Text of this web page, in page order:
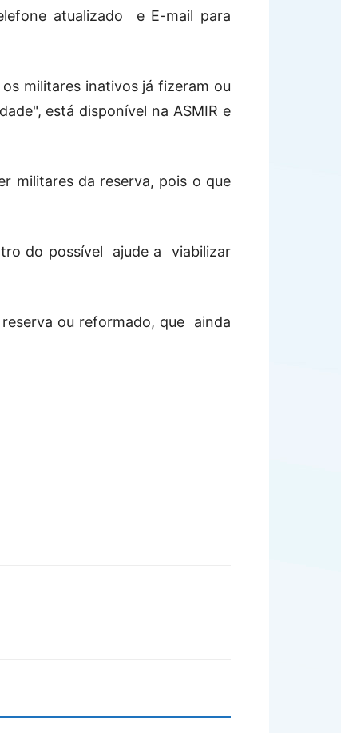
atualizado
e E-mail para
militares inativos já fizeram ou
está disponível na ASMIR e
militares da reserva, pois o que
do possível ajude a viabilizar
ou reformado, que
ainda